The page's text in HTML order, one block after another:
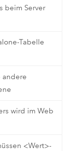
beim Server
Tabelle
andere
wird im Web
<Wert>-